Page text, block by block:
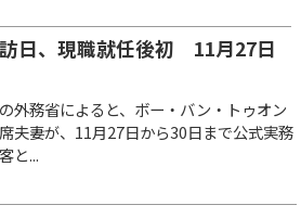
日、現職就任後初 11月27日
外務省によると、ボー・バン・トゥオン
夫妻が、11月27日から30日まで公式実務
と...